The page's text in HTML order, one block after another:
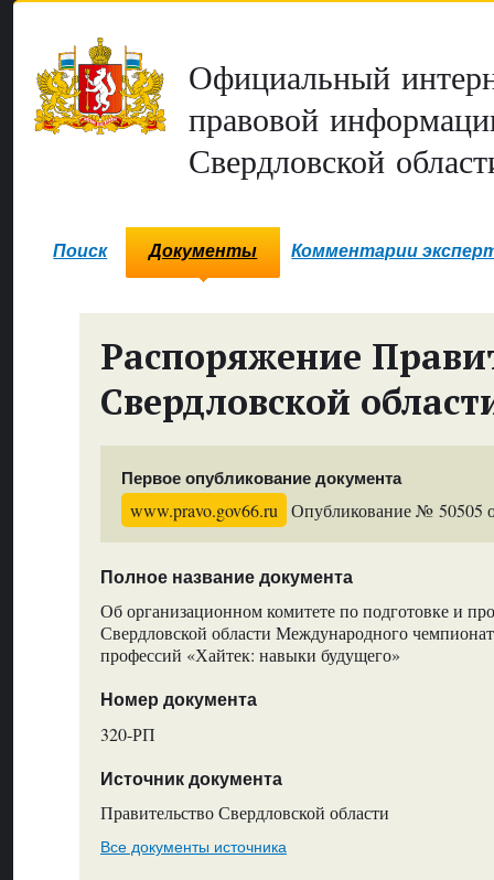
Официальный
правовой
Свердловской
Поиск Документы Комментарии
Распоряжение
Свердловской
Первое опубликование документа
www.pravo.gov66.ru Опубликование № 50505
Полное название документа
Об организационном комитете по подготовке и
Свердловской области Международного
профессий «Хайтек: навыки будущего»
Номер документа
320-РП
Источник документа
Правительство Свердловской области
Все документы источника